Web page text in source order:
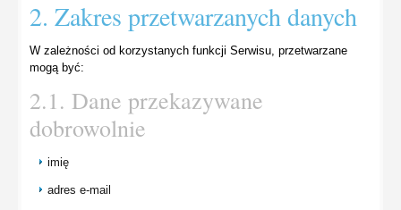
2. Zakres przetwarzanych danych
W zależności od korzystanych funkcji Serwisu, przetwarzane
mogą być:
2.1. Dane przekazywane
dobrowolnie
imię
adres e-mail